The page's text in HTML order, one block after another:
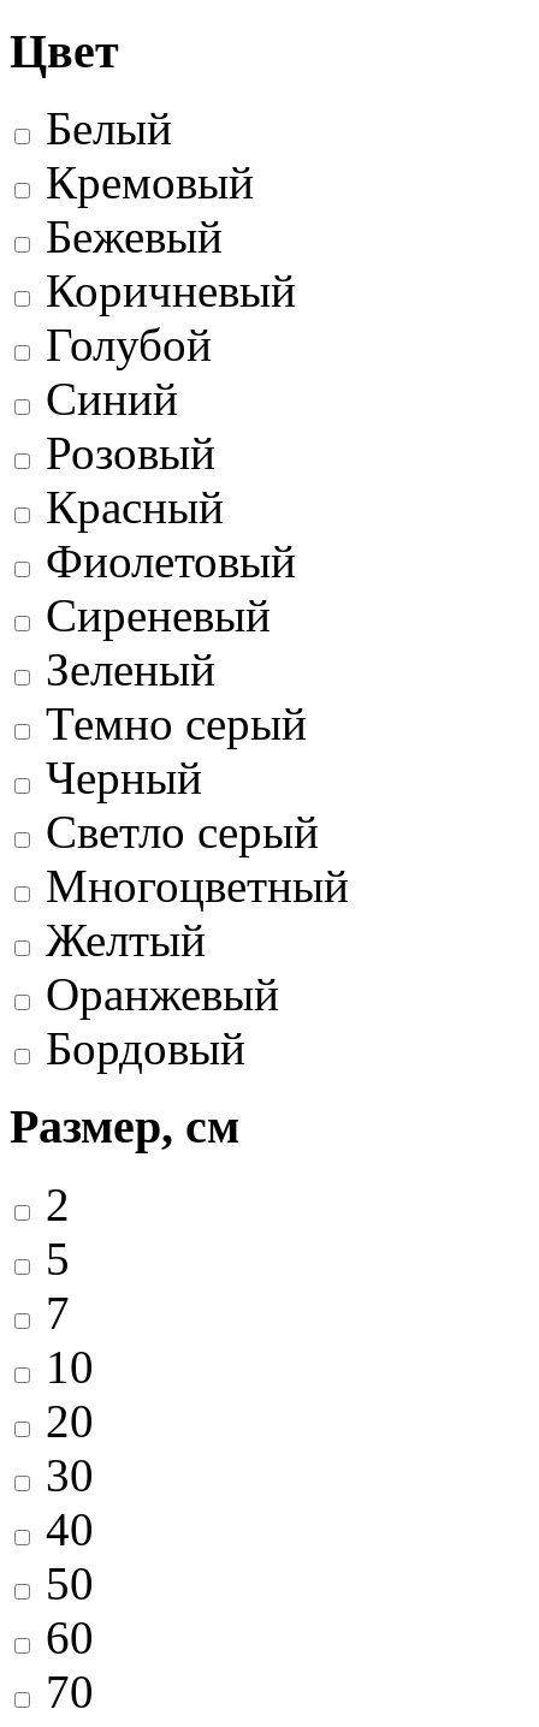
Цвет
Белый
Кремовый
Бежевый
Коричневый
Голубой
Синий
Розовый
Красный
Фиолетовый
Сиреневый
Зеленый
Темно серый
Черный
Светло серый
Многоцветный
Желтый
Оранжевый
Бордовый
Размер, см
2
5
7
10
20
30
40
50
60
70